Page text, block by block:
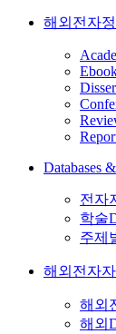
해외전자
Databases
전자
학술
주제
해외전자
해외
해외